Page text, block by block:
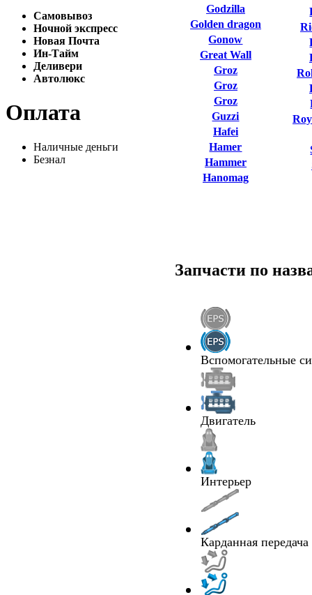
Самовывоз
Ночной экспресс
Новая Почта
Ин-Тайм
Деливери
Автолюкс
Оплата
Наличные деньги
Безнал
Godzilla
Golden dragon
Gonow
Great Wall
Groz
Groz
Groz
Guzzi
Hafei
Hamer
Hammer
Hanomag
Запчасти по
Вспомогательные
Двигатель
Интерьер
Карданная передача